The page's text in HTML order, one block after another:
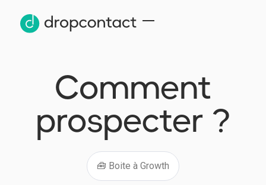
Comment
prospecter ?
🧰 Boite à Growth